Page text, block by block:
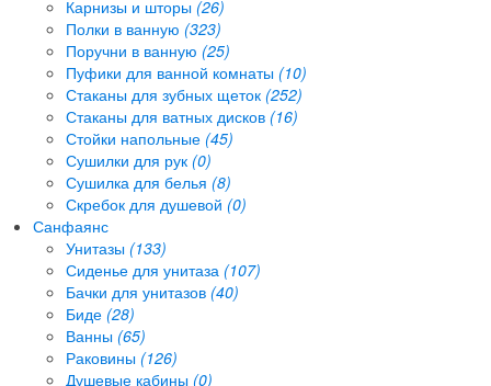
Карнизы и шторы (26)
Полки в ванную (323)
Поручни в ванную (25)
Пуфики для ванной комнаты (10)
Стаканы для зубных щеток (252)
Стаканы для ватных дисков (16)
Стойки напольные (45)
Сушилки для рук (0)
Сушилка для белья (8)
Скребок для душевой (0)
Санфаянс
Унитазы (133)
Сиденье для унитаза (107)
Бачки для унитазов (40)
Биде (28)
Ванны (65)
Раковины (126)
Душевые кабины (0)